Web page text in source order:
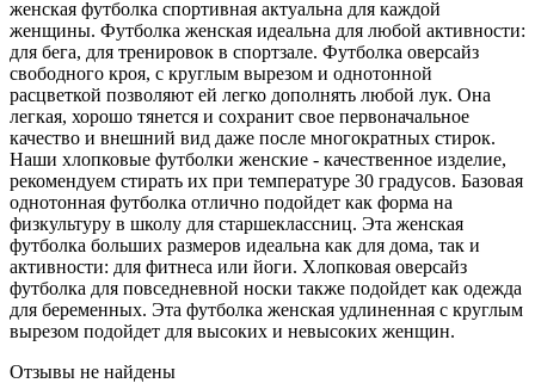
женская футболка спортивная актуальна для каждой
женщины. Футболка женская идеальна для любой активности:
для бега, для тренировок в спортзале. Футболка оверсайз
свободного кроя, с круглым вырезом и однотонной
расцветкой позволяют ей легко дополнять любой лук. Она
легкая, хорошо тянется и сохранит свое первоначальное
качество и внешний вид даже после многократных стирок.
Наши хлопковые футболки женские - качественное изделие,
рекомендуем стирать их при температуре 30 градусов. Базовая
однотонная футболка отлично подойдет как форма на
физкультуру в школу для старшеклассниц. Эта женская
футболка больших размеров идеальна как для дома, так и
активности: для фитнеса или йоги. Хлопковая оверсайз
футболка для повседневной носки также подойдет как одежда
для беременных. Эта футболка женская удлиненная с круглым
вырезом подойдет для высоких и невысоких женщин.
Отзывы не найдены